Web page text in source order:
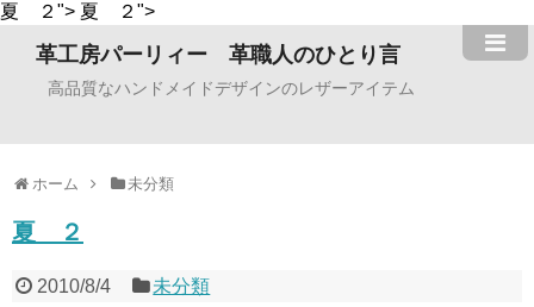
夏 ２"> 夏 ２">
革工房パーリィー 革職人のひとり言
高品質なハンドメイドデザインのレザーアイテム
ホーム 未分類
夏 ２
2010/8/4 未分類